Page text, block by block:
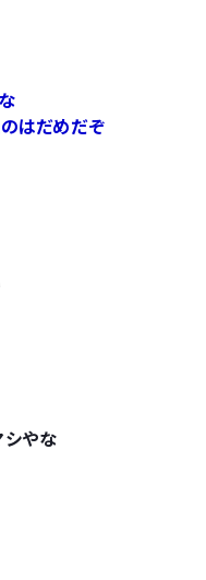
はだめだぞ
やな